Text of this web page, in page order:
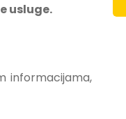
usluge.
informacijama,